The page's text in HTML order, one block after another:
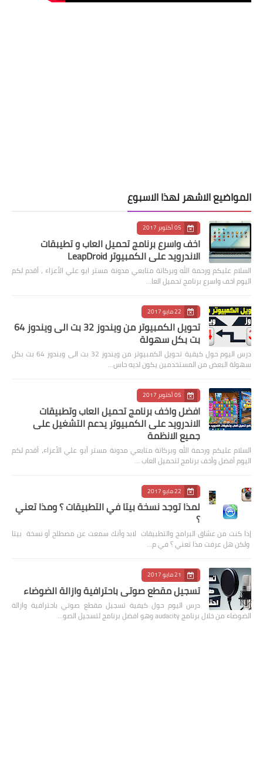
المواضيع الاشهر لهذا الاسبوع
05 أكتوبر 2017
اخف واسرع برنامج تحميل العاب و تطيبقات
الاندرويد على الكمبيوتر LeapDroid
السلام عليكم ورحمة الله وبركاتة متابعي مدونة مستر ابو علي الأعزاء ، أقدم لكم
اليوم اخف واسرع برنامج تحميل العا…
22 مايو 2017
تحويل الكمبيوتر من ويندوز 32 بت الى ويندوز 64
بت بكل سهولة
درس اليوم حول كيفية تحويل الكمبيوتر من ويندوز 32 بت الى ويندوز 64 بت بكل
سهولة البعض من المستخدمين يكون لديه حاس…
05 أكتوبر 2017
افضل واخف برنامج تحميل العاب وتطبيقات
الاندرويد على الكمبيوتر يدعم التشغيل على
جميع الانظمة
السلام عليكم ورحمة الله وبركاتة متابعي مدونة مستر أبو علي الأعزاء، أقدم لكم
اليوم أفضل وأخف برنامج لتحميل العاب …
22 مايو 2017
لمذا توجد نسخة بيتا في التطبيقات ؟ ومذا تعني
؟
إذا كنت من عشاق البرامج والتطبيقات لابد وأنك سمعت عن مصطلح أو نسخة بيتا
ولكن هل عرفت مذا تعني ؟ في م…
21 مايو 2017
تسجيل مقطع صوتي باحترافية وازالة الضوضاء
درس اليوم حول كيفية تسجيل مقطع صوتي باحترافية وازالة
الضوضاء من خلال برنامج audacity وهو افضل برنامج لتسجيل الصو…